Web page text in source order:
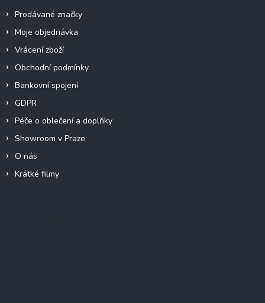
Prodávané značky
Moje objednávka
Vrácení zboží
Obchodní podmínky
Bankovní spojení
GDPR
Péče o oblečení a doplňky
Showroom v Praze
O nás
Krátké filmy